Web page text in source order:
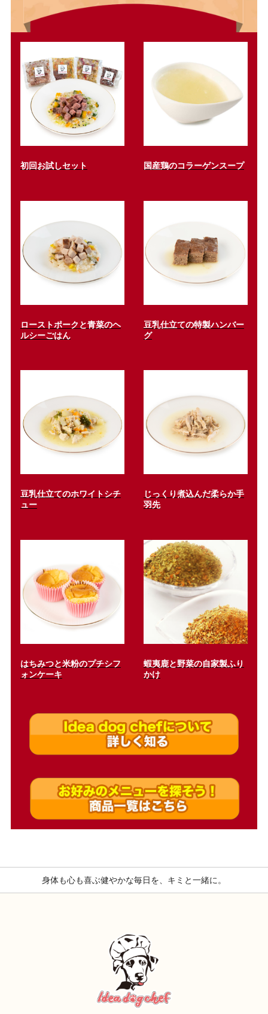
初回お試しセット 国産鶏のコラーゲンスープ
ローストポークと青菜のヘ
ルシーごはん
豆乳仕立ての特製ハンバー
グ
豆乳仕立てのホワイトシチ
ュー
じっくり煮込んだ柔らか手
羽先
はちみつと米粉のプチシフ
ォンケーキ
蝦夷鹿と野菜の自家製ふり
かけ
身体も心も喜ぶ健やかな毎日を、キミと一緒に。